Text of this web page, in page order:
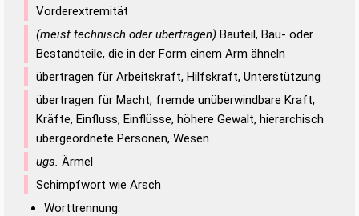
Deutsch
Duden – Die deutsche Grammatik
Duden – Deutsches
Universalwörterbuch
Vorderextremität
(meist technisch oder übertragen) Bauteil, Bau- oder
Bestandteile, die in der Form einem Arm ähneln
übertragen für Arbeitskraft, Hilfskraft, Unterstützung
übertragen für Macht, fremde unüberwindbare Kraft,
Kräfte, Einfluss, Einflüsse, höhere Gewalt, hierarchisch
übergeordnete Personen, Wesen
ugs. Ärmel
Schimpfwort wie Arsch
Worttrennung: